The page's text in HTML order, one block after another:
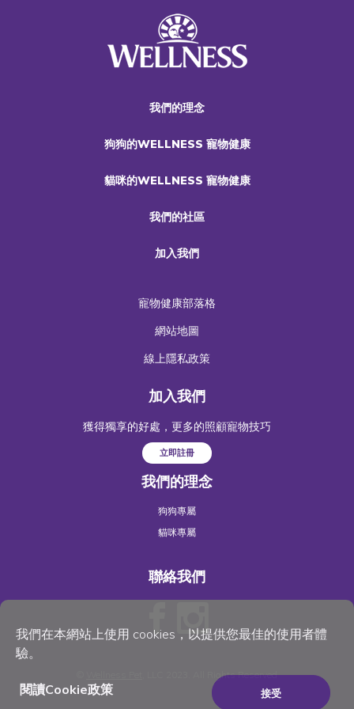
我們在本網站上使用 cookies，以提供您最佳的使用者體
驗。
閱讀Cookie政策 接受
我們的理念
狗狗的WELLNESS 寵物健康
貓咪的WELLNESS 寵物健康
我們的社區
加入我們
寵物健康部落格
網站地圖
線上隱私政策
加入我們
獲得獨享的好處，更多的照顧寵物技巧
立即註冊
我們的理念
狗狗專屬
貓咪專屬
聯絡我們
, LLC 2023. All Rights Reserved